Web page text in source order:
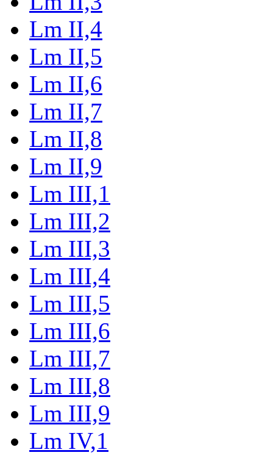
Lm II,4
Lm II,5
Lm II,6
Lm II,7
Lm II,8
Lm II,9
Lm III,1
Lm III,2
Lm III,3
Lm III,4
Lm III,5
Lm III,6
Lm III,7
Lm III,8
Lm III,9
Lm IV,1